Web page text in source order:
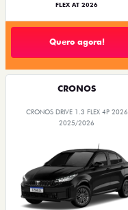
FLEX AT 2026
Quero agora!
CRONOS
CRONOS DRIVE 1.3 FLEX 4P 2026
2025/2026